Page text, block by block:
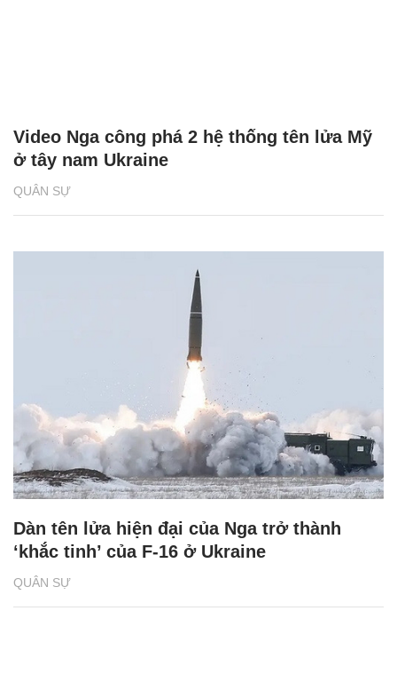
QUÂN SỰ
Video Nga công phá 2 hệ thống tên lửa Mỹ
ở tây nam Ukraine
QUÂN SỰ
Dàn tên lửa hiện đại của Nga trở thành
‘khắc tinh’ của F-16 ở Ukraine